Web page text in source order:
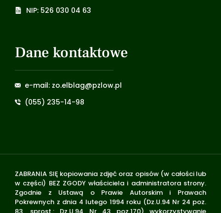
NIP: 526 030 04 63
Dane kontaktowe
e-mail: zo.elblag@pzlow.pl
(055) 235-14-98
ZABRANIA SIĘ kopiowania zdjęć oraz opisów (w całości lub
w części) BEZ ZGODY właściciela i administratora strony.
Zgodnie z Ustawą o Prawie Autorskim i Prawach
Pokrewnych z dnia 4 lutego 1994 roku (Dz.U.94 Nr 24 poz.